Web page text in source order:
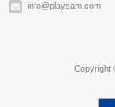
info@playsam.com
Copyright